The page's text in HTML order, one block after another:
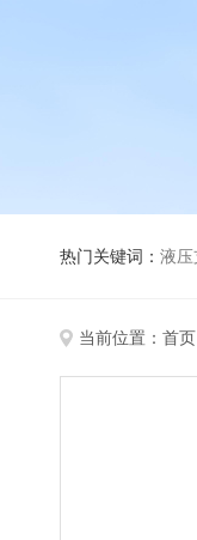
热门关键词： 液压
当前位置： 首页